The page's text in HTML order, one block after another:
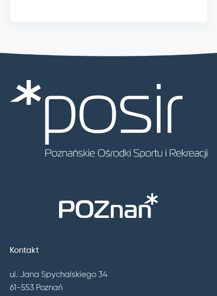
Kontakt
ul. Jana Spychalskiego 34
61-553 Poznań